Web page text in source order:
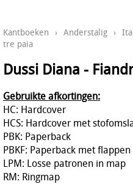
Kantboeken › Anderstalig ›
tre paia
Dussi Diana -
Gebruikte afkortingen:
HC: Hardcover
HCS: Hardcover met
PBK: Paperback
PBKF: Paperback met flappen
LPM: Losse patronen in map
RM: Ringmap